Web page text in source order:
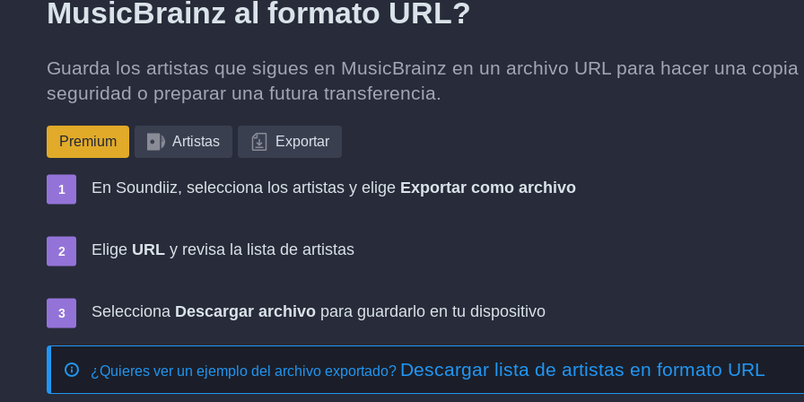
MusicBrainz al formato URL?
Guarda los artistas que sigues en MusicBrainz en un archivo URL para hacer una copia
seguridad o preparar una futura transferencia.
Premium Artistas Exportar
En Soundiiz, selecciona los artistas y elige Exportar como archivo
Elige URL y revisa la lista de artistas
Selecciona Descargar archivo para guardarlo en tu dispositivo
¿Quieres ver un ejemplo del archivo exportado? Descargar lista de artistas en formato URL